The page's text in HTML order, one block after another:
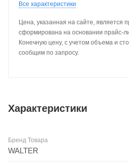
Все характеристики
Цена, указанная на сайте, является
сформирована на основании прайс-
Конечную цену, с учетом объема и
сообщим по запросу.
Характеристики
Бренд Товара
WALTER